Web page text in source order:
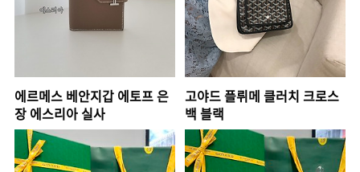
에르메스 베안지갑 에토프 은
장 에스리아 실사
고야드 플뤼메 클러치 크로스
백 블랙